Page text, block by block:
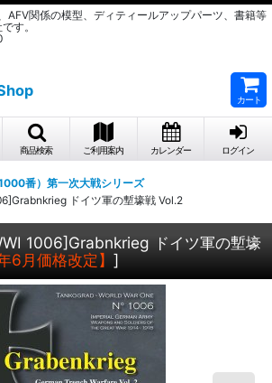
AFV関係の模型、ディティールアップパーツ、書籍等
す。
カート
商品検索 ご利用案内 カレンダー ログイン
1000番）第一次大戦シリーズ
ドイツ軍の塹壕戦 Vol.2
1006]Grabnkrieg ドイツ軍の塹壕
6月価格改定】 ]